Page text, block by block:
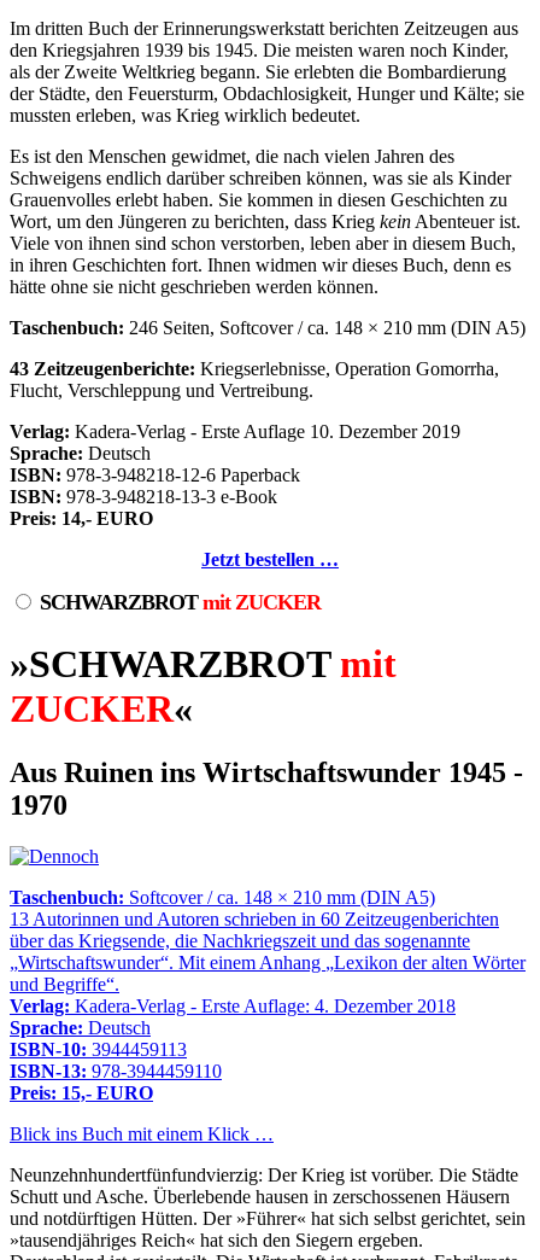
Im dritten Buch der Erinnerungswerkstatt berichten Zeitzeugen aus
den Kriegsjahren 1939 bis 1945. Die meisten waren noch Kinder,
als der Zweite Weltkrieg begann. Sie erlebten die Bombardierung
der Städte, den Feuersturm, Obdachlosigkeit, Hunger und Kälte; sie
mussten erleben, was Krieg wirklich bedeutet.
Es ist den Menschen gewidmet, die nach vielen Jahren des
Schweigens endlich darüber schreiben können, was sie als Kinder
Grauenvolles erlebt haben. Sie kommen in diesen Geschichten zu
Wort, um den Jüngeren zu berichten, dass Krieg kein Abenteuer ist.
Viele von ihnen sind schon verstorben, leben aber in diesem Buch,
in ihren Geschichten fort. Ihnen widmen wir dieses Buch, denn es
hätte ohne sie nicht geschrieben werden können.
Taschenbuch: 246 Seiten, Softcover / ca. 148 × 210 mm (DIN A5)
43 Zeitzeugenberichte: Kriegserlebnisse, Operation Gomorrha,
Flucht, Verschleppung und Vertreibung.
Verlag: Kadera-Verlag - Erste Auflage 10. Dezember 2019
Sprache: Deutsch
ISBN: 978-3-948218-12-6 Paperback
ISBN: 978-3-948218-13-3 e-Book
Preis: 14,- EURO
Jetzt bestellen …
SCHWARZBROTmit ZUCKER
»SCHWARZBROTmit
ZUCKER«
Aus Ruinen ins Wirtschaftswunder 1945 -
1970
Taschenbuch: Softcover / ca. 148 × 210 mm (DIN A5)
13 Autorinnen und Autoren schrieben in 60 Zeitzeugenberichten
über das Kriegsende, die Nachkriegszeit und das sogenannte
Wirtschaftswunder . Mit einem Anhang
Lexikon der alten Wörter
und Begriffe .
Verlag: Kadera-Verlag - Erste Auflage: 4. Dezember 2018
Sprache: Deutsch
ISBN-10: 3944459113
ISBN-13: 978-3944459110
Preis: 15,- EURO
Blick ins Buch mit einem Klick …
Neunzehnhundertfünfundvierzig: Der Krieg ist vorüber. Die Städte
Schutt und Asche. Überlebende hausen in zerschossenen Häusern
und notdürftigen Hütten. Der »Führer« hat sich selbst gerichtet, sein
»tausendjähriges Reich« hat sich den Siegern ergeben.